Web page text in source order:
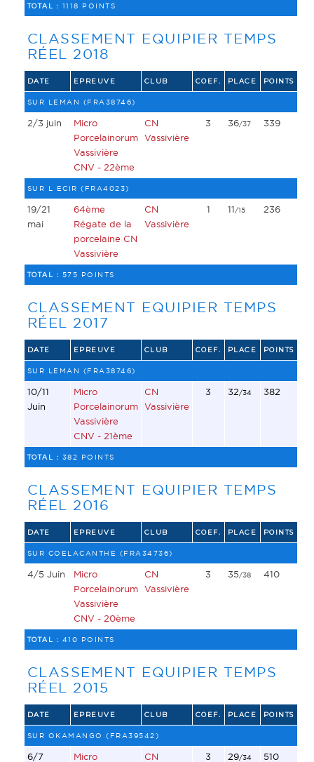
TOTAL : 1118 POINTS
CLASSEMENT EQUIPIER TEMPS
RÉEL 2018
DATE EPREUVE CLUB COEF. PLACE POINTS
SUR LEMAN (FRA38746)
2/3 juin
Micro
Porcelainorum
Vassivière
CNV - 22ème
CN
Vassivière
3 36/37 339
SUR L ECIR (FRA4023)
19/21
mai
64ème
Régate de la
porcelaine CN
Vassivière
CN
Vassivière
1 11/15 236
TOTAL : 575 POINTS
CLASSEMENT EQUIPIER TEMPS
RÉEL 2017
DATE EPREUVE CLUB COEF. PLACE POINTS
SUR LEMAN (FRA38746)
10/11
Juin
Micro
Porcelainorum
Vassivière
CNV - 21ème
CN
Vassivière
3 32/34 382
TOTAL : 382 POINTS
CLASSEMENT EQUIPIER TEMPS
RÉEL 2016
DATE EPREUVE CLUB COEF. PLACE POINTS
SUR COELACANTHE (FRA34736)
4/5 Juin
Micro
Porcelainorum
Vassivière
CNV - 20ème
CN
Vassivière
3 35/38 410
TOTAL : 410 POINTS
CLASSEMENT EQUIPIER TEMPS
RÉEL 2015
DATE EPREUVE CLUB COEF. PLACE POINTS
SUR OKAMANGO (FRA39542)
6/7
Micro
CN
3 29/34 510